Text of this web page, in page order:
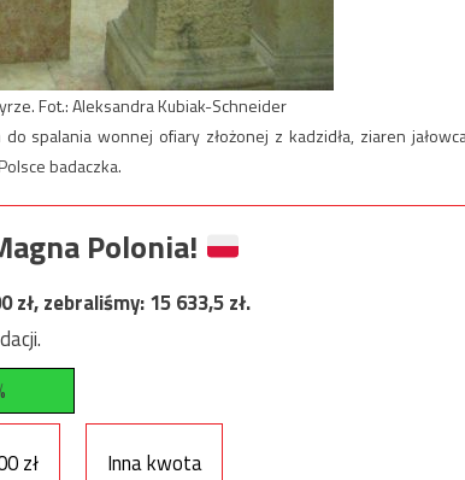
Fot.: Aleksandra Kubiak-Schneider
spalania wonnej ofiary złożonej z kadzidła, ziaren
badaczka.
Polonia!
zł, zebraliśmy:15 633,5zł.
zł
Inna kwota